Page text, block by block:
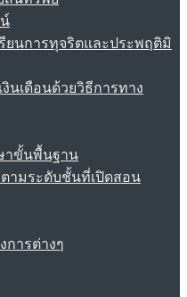
รียนการทุจริตและประพฤติมิ
นเดือนด้วยวิธีการทาง
าขั้นพื้นฐาน
ามระดับชั้นที่เปิดสอน
การต่างๆ